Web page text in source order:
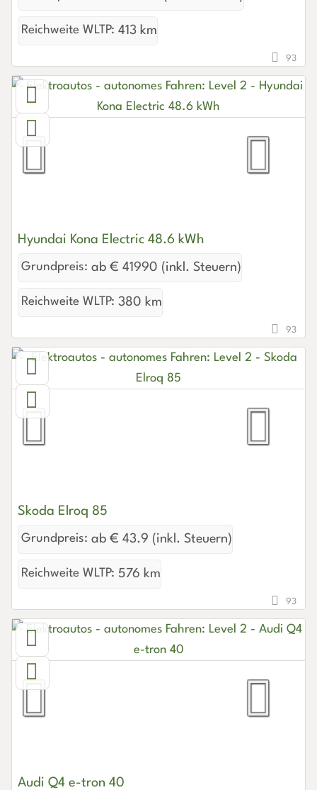
Reichweite WLTP: 413 km
93
Hyundai Kona Electric 48.6 kWh
Grundpreis: ab € 41990 (inkl. Steuern)
Reichweite WLTP: 380 km
93
Skoda Elroq 85
Grundpreis: ab € 43.9 (inkl. Steuern)
Reichweite WLTP: 576 km
93
Audi Q4 e-tron 40